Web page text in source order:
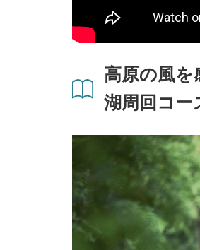
高原の風を
湖周回コー